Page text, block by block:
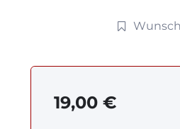
19,00 €